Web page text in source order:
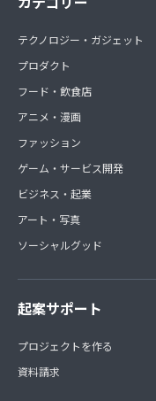
テクノロジー・ガジェット
プロダクト
フード・飲食店
アニメ・漫画
ファッション
ゲーム・サービス開発
ビジネス・起業
アート・写真
ソーシャルグッド
起案サポート
プロジェクトを作る
資料請求